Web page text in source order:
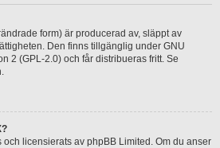
form) är producerad av, släppt av
Den finns tillgänglig under GNU
2 (GPL-2.0) och får distribueras fritt. Se
licensierats av phpBB Limited. Om du anser